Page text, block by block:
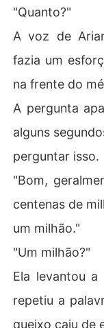
"Quanto?"
A voz de
fazia um
na frente do
A pergunta
alguns
perguntar isso.
"Bom,
centenas de
um milhão."
"Um milhão?"
Ela levantou
repetiu a
queixo caiu de